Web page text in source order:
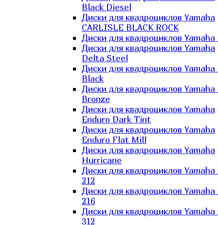
Black Diesel
Диски для квадроциклов Yamaha
CARLISLE BLACK ROCK
Диски для квадроциклов Yamaha
Диски для квадроциклов Yamaha
Delta Steel
Диски для квадроциклов
Black
Диски для квадроциклов
Bronze
Диски для квадроциклов Yamaha
Enduro Dark Tint
Диски для квадроциклов Yamaha
Enduro Flat Mill
Диски для квадроциклов Yamaha
Hurricane
Диски для квадроциклов
212
Диски для квадроциклов
216
Диски для квадроциклов
312